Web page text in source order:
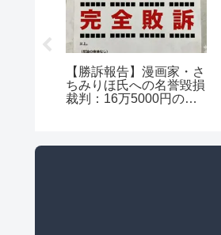
【勝訴報告】漫画家・さ
ちみりほ氏への名誉毀損
裁判：16万5000円の賠